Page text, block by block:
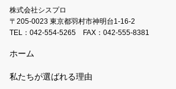
株式会社シスプロ
〒205-0023 東京都羽村市神明台1-16-2
TEL： 042-554-5265 FAX：042-555-8381
ホーム
私たちが選ばれる理由